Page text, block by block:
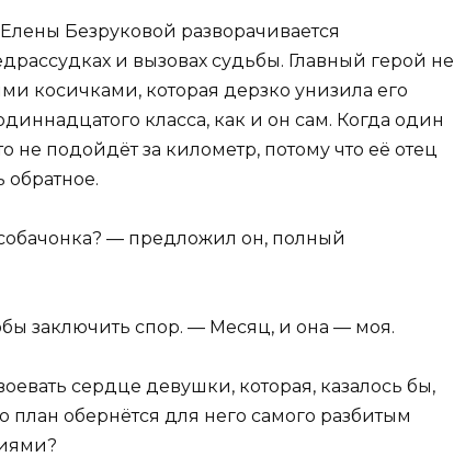
Безруковой разворачивается
и вызовах судьбы. Главный герой не
косичками, которая дерзко унизила его
класса, как и он сам. Когда один
не подойдёт за километр, потому что её отец
— предложил он, полный
заключить спор. — Месяц, и она — моя.
сердце девушки, которая, казалось бы,
план обернётся для него самого разбитым